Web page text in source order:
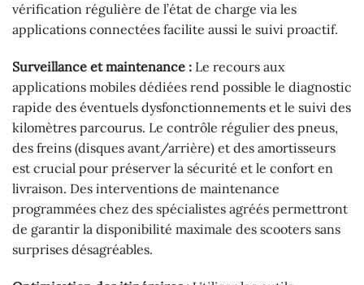
vérification régulière de l’état de charge via les
applications connectées facilite aussi le suivi proactif.
Surveillance et maintenance : Le recours aux
applications mobiles dédiées rend possible le diagnostic
rapide des éventuels dysfonctionnements et le suivi des
kilomètres parcourus. Le contrôle régulier des pneus,
des freins (disques avant/arrière) et des amortisseurs
est crucial pour préserver la sécurité et le confort en
livraison. Des interventions de maintenance
programmées chez des spécialistes agréés permettront
de garantir la disponibilité maximale des scooters sans
surprises désagréables.